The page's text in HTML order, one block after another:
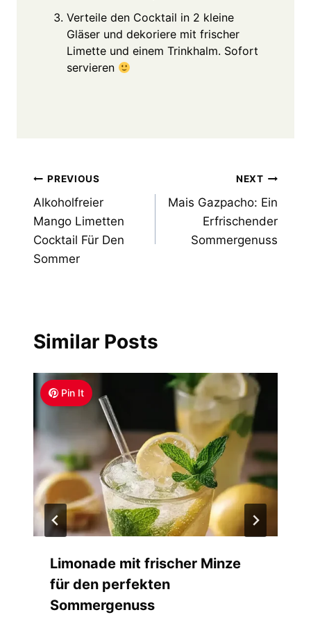
Verteile den Cocktail in 2 kleine
Gläser und dekoriere mit frischer
Limette und einem Trinkhalm. Sofort
servieren
Post
navigation
PREVIOUS
Alkoholfreier
Mango Limetten
Cocktail Für Den
Sommer
NEXT
Mais Gazpacho: Ein
Erfrischender
Sommergenuss
Similar Posts
Pin It
Limonade mit frischer Minze
für den perfekten
Sommergenuss